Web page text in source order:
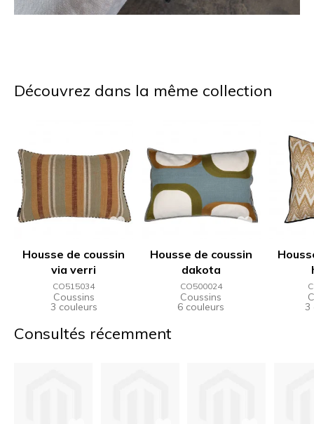
Découvrez dans la même collection
Housse de coussin
via verri
CO515034
Coussins
3 couleurs
Housse de coussin
dakota
CO500024
Coussins
6 couleurs 3
Consultés récemment